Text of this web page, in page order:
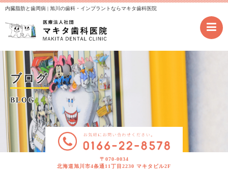
内臓脂肪と歯周病 | 旭川の歯科・インプラントならマキタ歯科医院
ブログ
BLOG
〒070-0034
北海道旭川市4条通11丁目2230 マキタビル2F